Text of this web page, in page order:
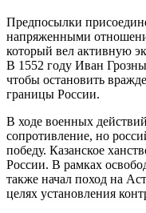
Предпосылки
напряженными
который вел активную
В 1552 году Иван
чтобы остановить
границы России.
В ходе военных
сопротивление, но
победу. Казанское
России. В рамках
также начал поход на
целях установления